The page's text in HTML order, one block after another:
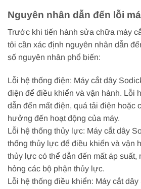
Nguyên nhân dẫn đến lỗi
Trước khi tiến hành sửa chữa máy
tôi cần xác định nguyên nhân dẫn
số nguyên nhân phổ biến:
Lỗi hệ thống điện: Máy cắt dây
điện để điều khiển và vận hành. Lỗi
dẫn đến mất điện, quá tải điện hoặc
hưởng đến hoạt động của máy.
Lỗi hệ thống thủy lực: Máy cắt dây
thống thủy lực để điều khiển và vận
thủy lực có thể dẫn đến mất áp suất,
hỏng các bộ phận thủy lực.
Lỗi hệ thống điều khiển: Máy cắt